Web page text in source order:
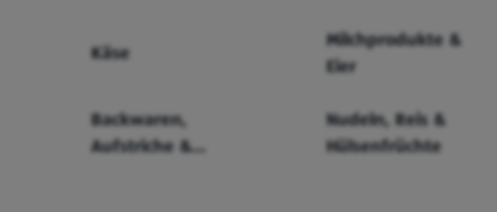
Käse
Milchprodukte &
Eier
Backwaren,
Aufstriche &
Nudeln, Reis &
Hülsenfrüchte